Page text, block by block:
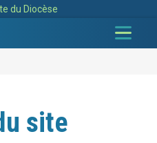
du Diocèse
site